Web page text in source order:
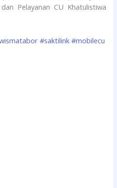
Pelayanan CU Khatulistiwa
#saktilink #mobilecu